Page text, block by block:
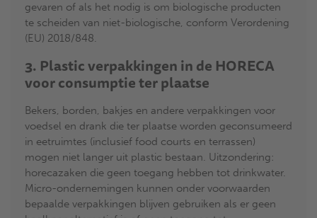
gevaren of als het nodig is om biologische producten
te scheiden van niet-biologische, conform Verordening
(EU) 2018/848.
3. Plastic verpakkingen in de HORECA
voor consumptie ter plaatse
Bekers, borden, bakjes en andere verpakkingen voor
voedsel en drank die ter plaatse worden geconsumeerd
in eetruimtes (inclusief food courts en terrassen)
mogen niet langer uit plastic bestaan. Uitzondering:
horecazaken die geen toegang hebben tot drinkwater.
Micro-ondernemingen kunnen onder voorwaarden
bepaalde verpakkingen blijven gebruiken als er geen